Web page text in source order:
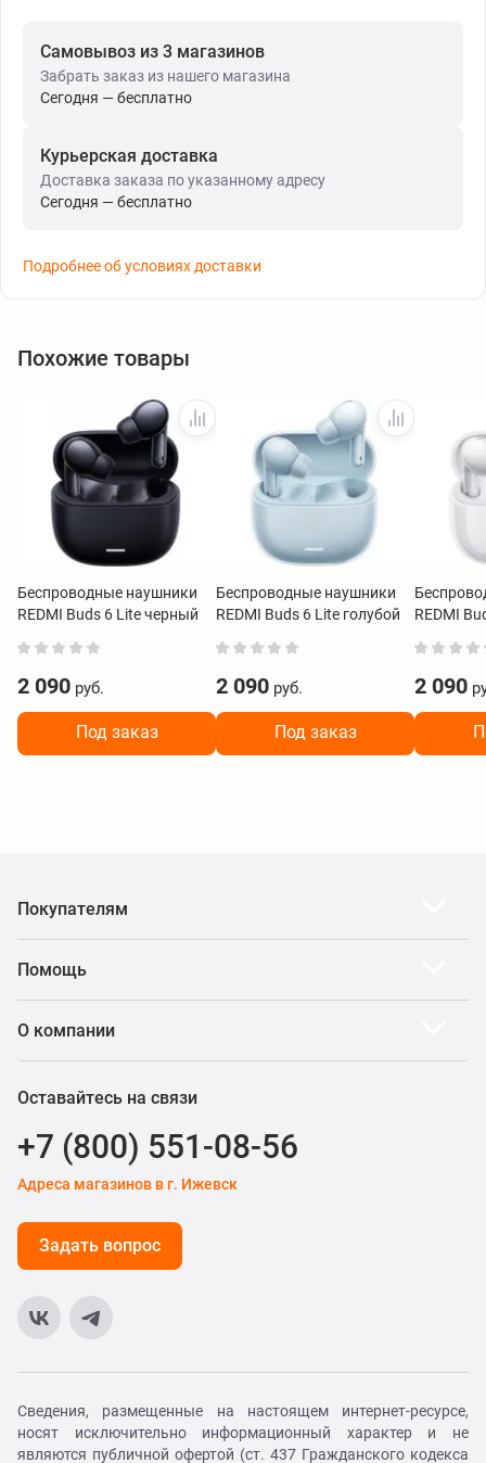
Самовывоз из 3 магазинов
Забрать заказ из нашего магазина
Сегодня — бесплатно
Курьерская доставка
Доставка заказа по указанному адресу
Сегодня — бесплатно
Подробнее об условиях доставки
Похожие товары
Беспроводные наушники
REDMI Buds 6 Lite черный
2 090 руб.
Под заказ
Беспроводные наушники
REDMI Buds 6 Lite голубой
2 090 руб.
Под заказ
REDMI
2 090
Покупателям
Помощь
О компании
Оставайтесь на связи
+7 (800) 551-08-56
Адреса магазинов в г. Ижевск
Задать вопрос
Сведения, размещенные на настоящем интернет-ресурсе,
носят исключительно информационный характер и не
являются публичной офертой (ст. 437 Гражданского кодекса